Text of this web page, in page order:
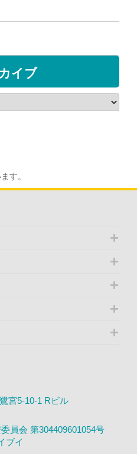
す。
イブ
宮5-10-1 Rビル
員会 第304409601054号
ブイ